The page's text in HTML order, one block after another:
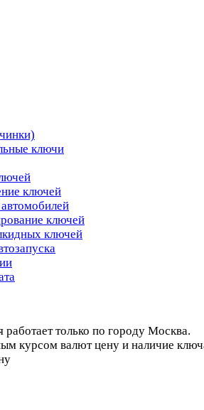
ключи
ключей
ключей
ключей
работает только по городу Москва.
курсом валют цену и наличие